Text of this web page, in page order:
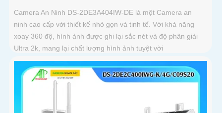
Camera An Ninh DS-2DE3A404IW-DE là một Camera an
ninh cao cấp với thiết kế nhỏ gọn và tinh tế. Với khả năng
xoay 360 độ, hình ảnh được ghi lại sắc nét và độ phân giải
Ultra 2k, mang lại chất lượng hình ảnh tuyệt vời